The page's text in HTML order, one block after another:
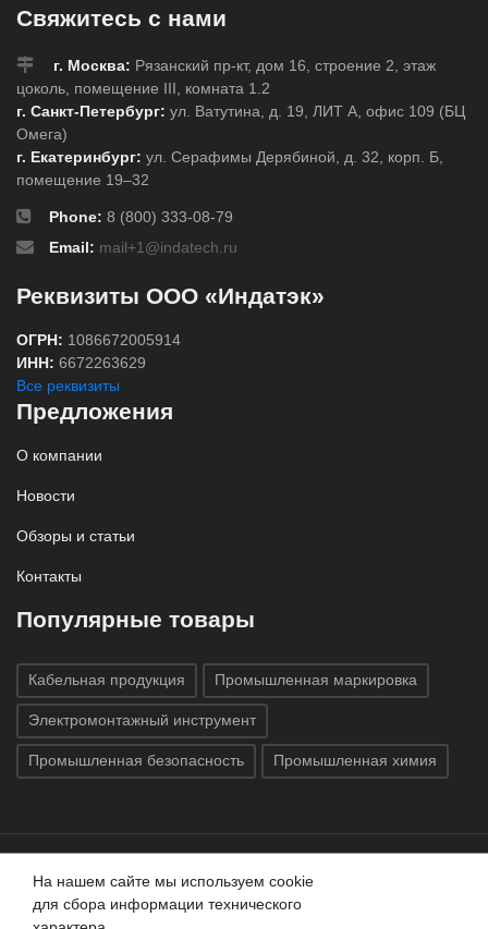
Свяжитесь с нами
г. Москва: Рязанский пр-кт, дом 16, строение 2, этаж
цоколь, помещение III, комната 1.2
г. Санкт-Петербург: ул. Ватутина, д. 19, ЛИТ А, офис 109 (БЦ
Омега)
г. Екатеринбург: ул. Серафимы Дерябиной, д. 32, корп. Б,
помещение 19–32
Phone: 8 (800) 333-08-79
Email: mail+1@indatech.ru
Реквизиты ООО «Индатэк»
ОГРН: 1086672005914
ИНН: 6672263629
Все реквизиты
Предложения
О компании
Новости
Обзоры и статьи
Контакты
Популярные товары
Кабельная продукция Промышленная маркировка
Электромонтажный инструмент
Промышленная безопасность Промышленная химия
Все права защищены © 2020 ГК «Индатэк»
защищены.Использование материалов с сайта запрещено.
На нашем сайте мы используем cookie
для сбора информации технического